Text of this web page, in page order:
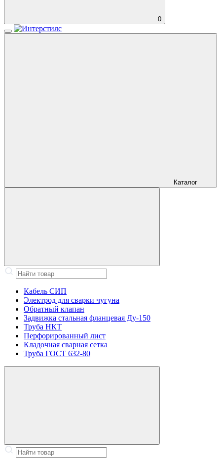
0
Каталог
Кабель СИП
Электрод для сварки чугуна
Обратный клапан
Задвижка стальная фланцевая Ду-150
Труба НКТ
Перфорированный лист
Кладочная сварная сетка
Труба ГОСТ 632-80